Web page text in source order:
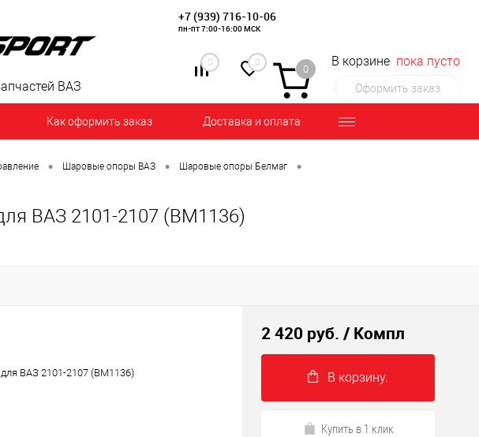
+7 (939) 716-10-06
пн-пт 7:00-16:00 МСК
0 0
0
В корзине пока пусто
Оформить заказ
ВАЗ
Как оформить заказ Доставка и оплата
• Шаровые опоры ВАЗ • Шаровые опоры Белмаг •
ВАЗ 2101-2107 (BM1136)
ВАЗ 2101-2107 (BM1136)
2 420 руб. / Компл
В корзину.
Купить в 1 клик